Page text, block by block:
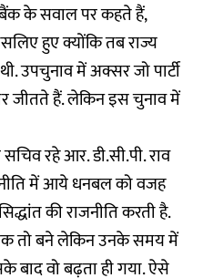
बैंक के सवाल पर कहते हैं,
हुए क्योंकि तब राज्य
उपचुनाव में अक्सर जो पार्टी
जीतते हैं. लेकिन इस चुनाव में
रहे आर. डी.सी.पी. राव
में आये धनबल को वजह
की राजनीति करती है.
तो बने लेकिन उनके समय में
बाद वो बढ़ता ही गया. ऐसे